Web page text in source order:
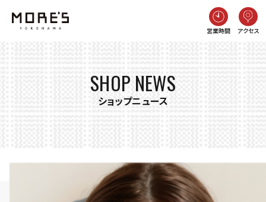
営業時間 アクセス
SHOP NEWS
ショップニュース